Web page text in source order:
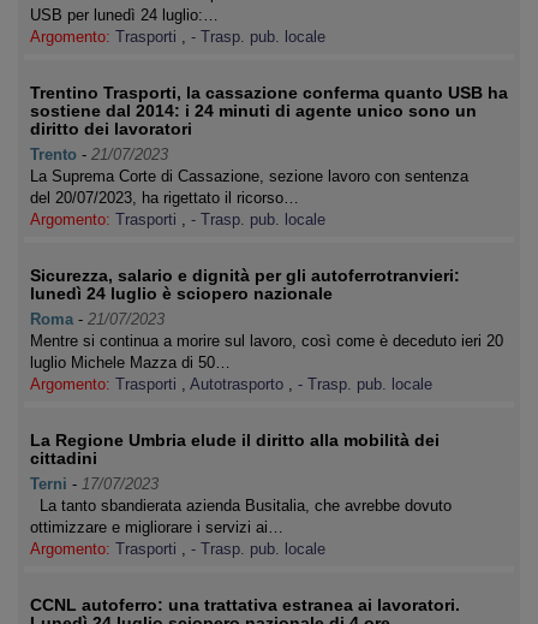
USB per lunedì 24 luglio:…
Argomento: Trasporti , - Trasp. pub. locale
Trentino Trasporti, la cassazione conferma quanto USB ha
sostiene dal 2014: i 24 minuti di agente unico sono un
diritto dei lavoratori
Trento - 21/07/2023
La Suprema Corte di Cassazione, sezione lavoro con sentenza
del 20/07/2023, ha rigettato il ricorso…
Argomento: Trasporti , - Trasp. pub. locale
Sicurezza, salario e dignità per gli autoferrotranvieri:
lunedì 24 luglio è sciopero nazionale
Roma - 21/07/2023
Mentre si continua a morire sul lavoro, così come è deceduto ieri 20
luglio Michele Mazza di 50…
Argomento: Trasporti , Autotrasporto , - Trasp. pub. locale
La Regione Umbria elude il diritto alla mobilità dei
cittadini
Terni - 17/07/2023
La tanto sbandierata azienda Busitalia, che avrebbe dovuto
ottimizzare e migliorare i servizi ai…
Argomento: Trasporti , - Trasp. pub. locale
CCNL autoferro: una trattativa estranea ai lavoratori.